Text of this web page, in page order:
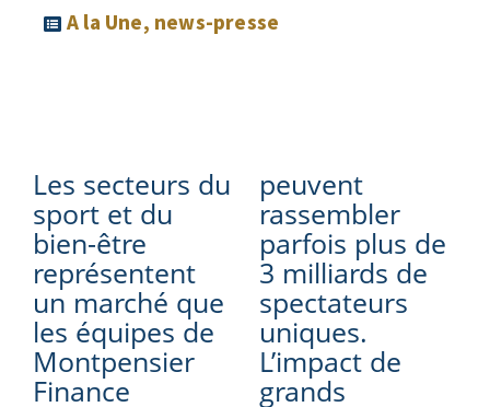
A la Une, news-presse
Les secteurs du
sport et du
bien-être
représentent
un marché que
les équipes de
Montpensier
Finance
peuvent
rassembler
parfois plus de
3 milliards de
spectateurs
uniques.
L’impact de
grands